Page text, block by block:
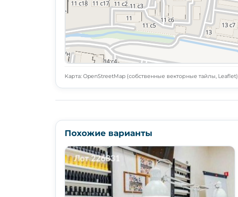
Карта: OpenStreetMap (собственные векторные тайлы, Leaflet).
Похожие варианты